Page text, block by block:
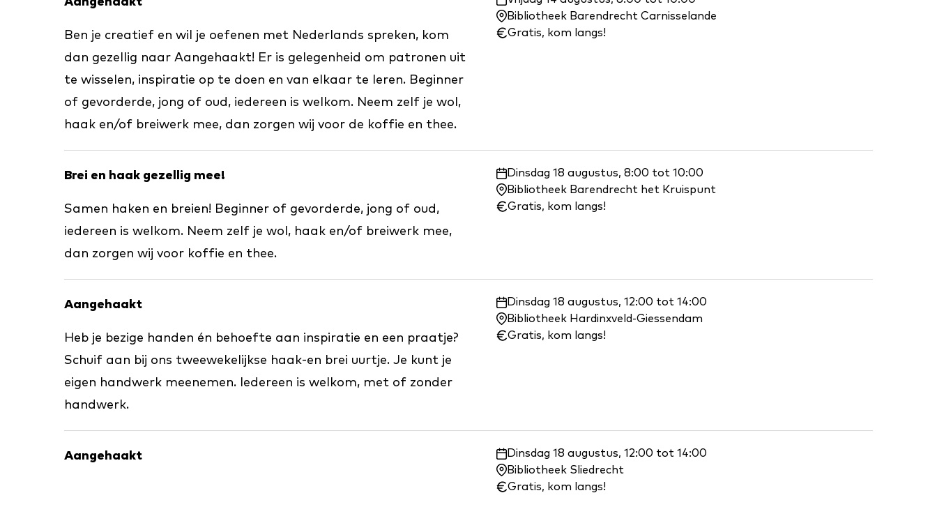
Ben je creatief en wil je oefenen met Nederlands spreken, kom
dan gezellig naar Aangehaakt! Er is gelegenheid om patronen uit
te wisselen, inspiratie op te doen en van elkaar te leren. Beginner
of gevorderde, jong of oud, iedereen is welkom. Neem zelf je wol,
haak en/of breiwerk mee, dan zorgen wij voor de koffie en thee.
en
wanneer:
Bibliotheek Barendrecht Carnisselande
Gratis, kom langs!
Brei en haak gezellig mee!
Samen haken en breien! Beginner of gevorderde, jong of oud,
iedereen is welkom. Neem zelf je wol, haak en/of breiwerk mee,
dan zorgen wij voor koffie en thee.
Waar
en
wanneer:
Dinsdag 18 augustus, 8:00 tot 10:00
Bibliotheek Barendrecht het Kruispunt
Gratis, kom langs!
Aangehaakt
Heb je bezige handen én behoefte aan inspiratie en een praatje?
Schuif aan bij ons tweewekelijkse haak-en brei uurtje. Je kunt je
eigen handwerk meenemen. Iedereen is welkom, met of zonder
handwerk.
Waar
en
wanneer:
Dinsdag 18 augustus, 12:00 tot 14:00
Bibliotheek Hardinxveld-Giessendam
Gratis, kom langs!
Aangehaakt
Waar
en
wanneer:
Dinsdag 18 augustus, 12:00 tot 14:00
Bibliotheek Sliedrecht
Gratis, kom langs!